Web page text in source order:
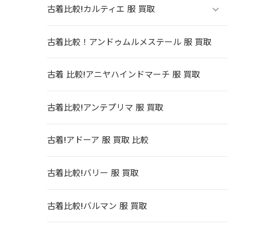
古着比較!カルティエ 服 買取
古着比較！アンドゥムルメステール 服 買取
古着 比較!アニヤハインドマーチ 服 買取
古着比較!アンテプリマ 服 買取
古着!アドーア 服 買取 比較
古着比較!バリー 服 買取
古着比較!バルマン 服 買取